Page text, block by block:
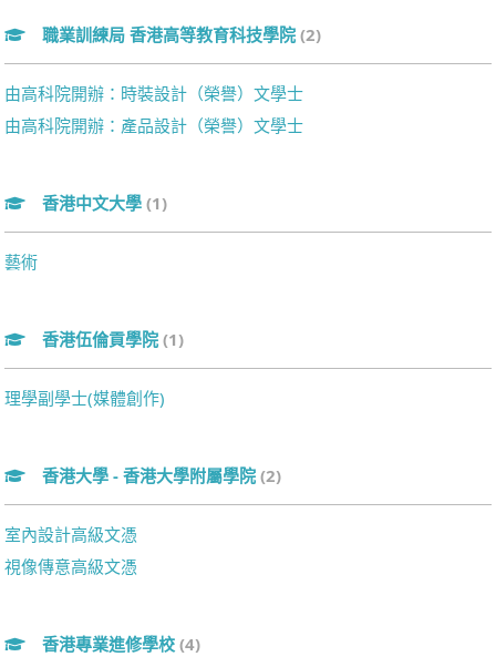
職業訓練局 香港高等教育科技學院 (2)
由高科院開辦：時裝設計（榮譽）文學士
由高科院開辦：產品設計（榮譽）文學士
香港中文大學 (1)
藝術
香港伍倫貢學院 (1)
理學副學士(媒體創作)
香港大學 - 香港大學附屬學院 (2)
室內設計高級文憑
視像傳意高級文憑
香港專業進修學校 (4)